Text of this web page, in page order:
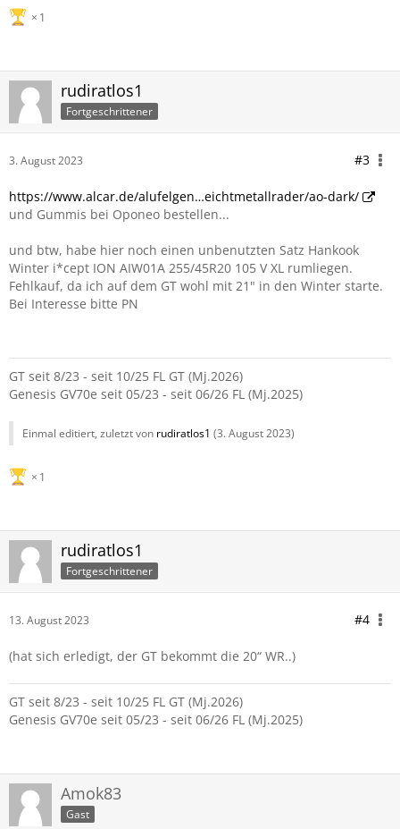
1
rudiratlos1
Fortgeschrittener
3. August 2023 #3
https://www.alcar.de/alufelgen…eichtmetallrader/ao-dark/
und Gummis bei Oponeo bestellen...
und btw, habe hier noch einen unbenutzten Satz Hankook
Winter i*cept ION AIW01A 255/45R20 105 V XL rumliegen.
Fehlkauf, da ich auf dem GT wohl mit 21" in den Winter starte.
Bei Interesse bitte PN
GT seit 8/23 - seit 10/25 FL GT (Mj.2026)
Genesis GV70e seit 05/23 - seit 06/26 FL (Mj.2025)
Einmal editiert, zuletzt von rudiratlos1 (3. August 2023)
1
rudiratlos1
Fortgeschrittener
13. August 2023 #4
(hat sich erledigt, der GT bekommt die 20“ WR..)
GT seit 8/23 - seit 10/25 FL GT (Mj.2026)
Genesis GV70e seit 05/23 - seit 06/26 FL (Mj.2025)
Amok83
Gast